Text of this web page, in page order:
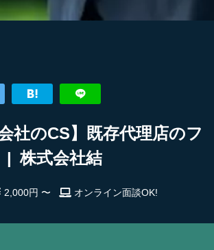
社のCS】既存代理店のフ
| 株式会社結
2,000円 〜 オンライン面談OK!